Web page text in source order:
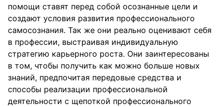
помощи ставят перед собой осознанные цели и
создают условия развития профессионального
самосознания. Так же они реально оценивают себя
в профессии, выстраивая индивидуальную
стратегию карьерного роста. Они заинтересованы
в том, чтобы получить как можно больше новых
знаний, предпочитая передовые средства и
способы реализации профессиональной
деятельности с щепоткой профессионального